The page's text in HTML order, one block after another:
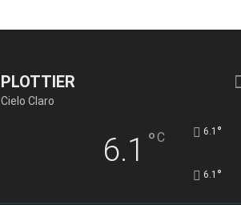
PLOTTIER
Cielo Claro
6.1 °C 6.1 °
6.1 °